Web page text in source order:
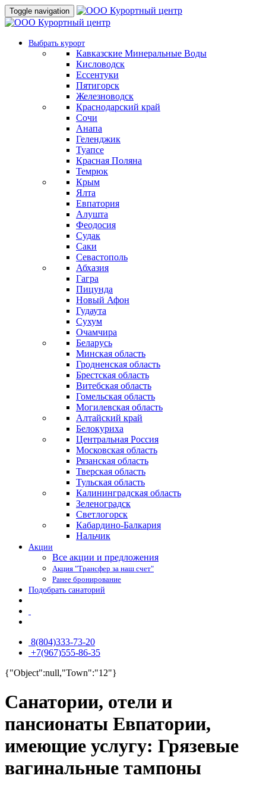
Toggle navigation
Выбрать курорт
Кавказские Минеральные Воды
Кисловодск
Ессентуки
Пятигорск
Железноводск
Краснодарский край
Сочи
Анапа
Геленджик
Туапсе
Красная Поляна
Темрюк
Крым
Ялта
Евпатория
Алушта
Феодосия
Судак
Саки
Севастополь
Абхазия
Гагра
Пицунда
Новый Афон
Гудаута
Сухум
Очамчира
Беларусь
Минская область
Гродненская область
Брестская область
Витебская область
Гомельская область
Могилевская область
Алтайский край
Белокуриха
Центральная Россия
Московская область
Рязанская область
Тверская область
Тульская область
Калининградская область
Зеленоградск
Светлогорск
Кабардино-Балкария
Нальчик
Акции
Все акции и предложения
Акция "Трансфер за наш счет"
Ранее бронирование
Подобрать санаторий
8(804)333-73-20
+7(967)555-86-35
{"Object":null,"Town":"12"}
Санатории, отели и
пансионаты Евпатории,
имеющие услугу: Грязевые
вагинальные тампоны